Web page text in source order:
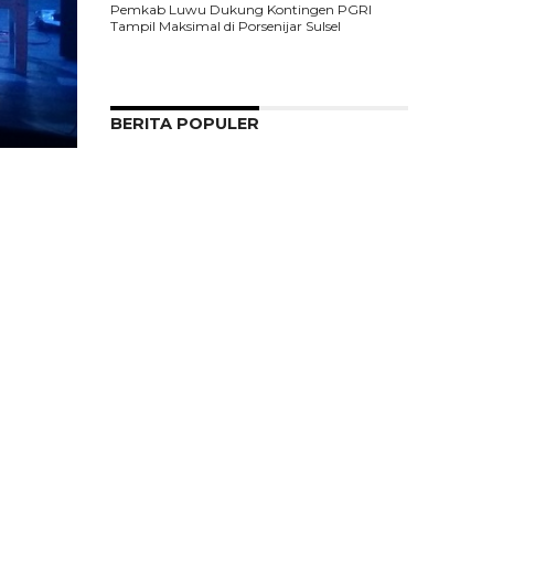
Pemkab Luwu Dukung Kontingen PGRI
Tampil Maksimal di Porsenijar Sulsel
BERITA POPULER